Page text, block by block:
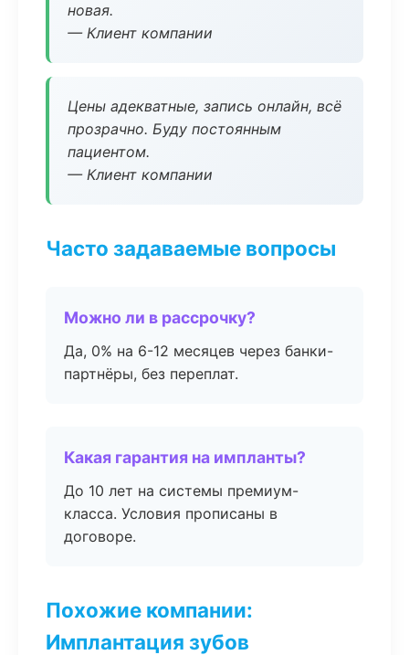
новая.
— Клиент компании
Цены адекватные, запись онлайн, всё
прозрачно. Буду постоянным
пациентом.
— Клиент компании
Часто задаваемые вопросы
Можно ли в рассрочку?
Да, 0% на 6-12 месяцев через банки-
партнёры, без переплат.
Какая гарантия на импланты?
До 10 лет на системы премиум-
класса. Условия прописаны в
договоре.
Похожие компании:
Имплантация зубов